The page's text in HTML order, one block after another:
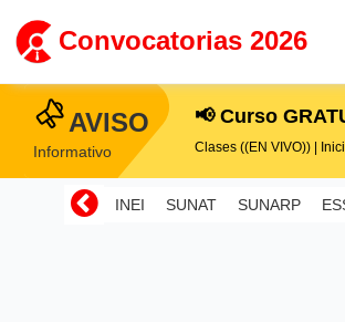
Convocatorias 2026
AVISO
Informativo
📢 Curso
Clases ((EN VIVO)) |
INEI SUNAT SUNARP